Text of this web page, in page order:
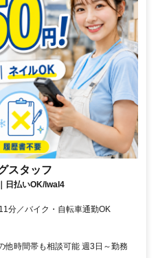
スタッフ
日払いOK/lwal4
分／バイク・自転車通勤OK
時間帯も相談可能 週3日～勤務